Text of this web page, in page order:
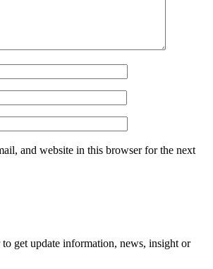
and website in this browser for the next
get update information, news, insight or